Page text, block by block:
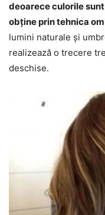
deoarece culorile
obține prin tehnica
lumini naturale și
realizează o trecere
deschise.